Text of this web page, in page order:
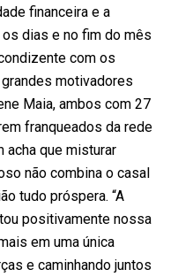
financeira e a
dias e no fim do mês
com os
motivadores
Maia, ambos com 27
franqueados da rede
acha que misturar
não combina o casal
tudo próspera. “A
positivamente nossa
em uma única
e caminhando juntos